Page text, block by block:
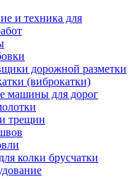
и техника для
дорожной разметки
(виброкатки)
машины для дорог
трещин
колки брусчатки